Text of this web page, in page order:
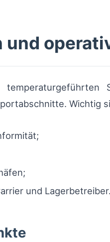
Wichtig
und Lagerbetreiber.